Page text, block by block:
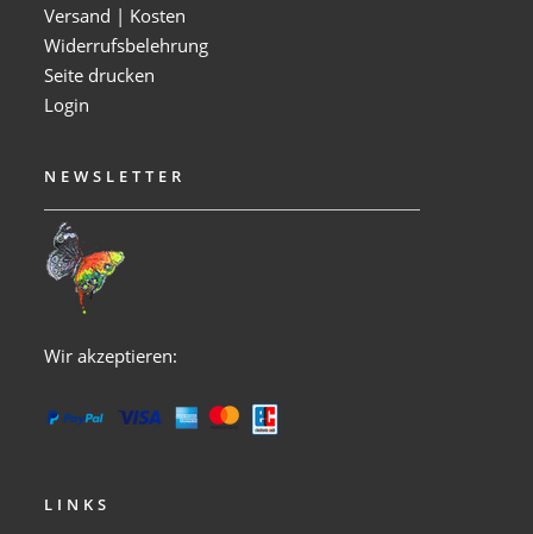
Versand | Kosten
Widerrufsbelehrung
Seite drucken
Login
NEWSLETTER
Wir akzeptieren:
LINKS